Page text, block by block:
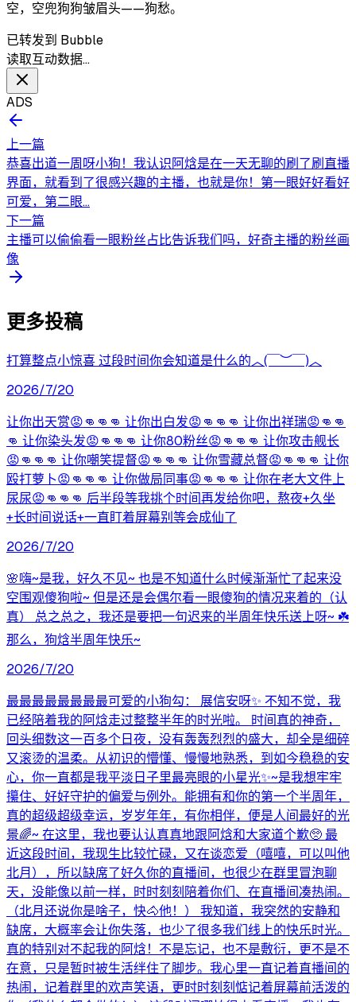
空，空兜狗狗皱眉头——狗愁。
已转发到 Bubble
读取互动数据…
ADS
上一篇
恭喜出道一周呀小狗！我认识阿焓是在一天无聊的刷了刷直播
界面，就看到了很感兴趣的主播，也就是你！第一眼好好看好
可爱，第二眼...
下一篇
主播可以偷偷看一眼粉丝占比告诉我们吗，好奇主播的粉丝画
像
更多投稿
打算整点小惊喜 过段时间你会知道是什么的︿(￣︶￣)︿
2026/7/20
让你出天赏😡👊👊👊 让你出白发😡👊👊👊 让你出祥瑞😡👊👊
👊 让你染头发😡👊👊👊 让你80粉丝😡👊👊👊 让你攻击舰长
😡👊👊👊 让你嘲笑提督😡👊👊👊 让你雪藏总督😡👊👊👊 让你
殴打萝卜😡👊👊👊 让你做局同事😡👊👊👊 让你在老大文件上
尿尿😡👊👊👊 后半段等我挑个时间再发给你吧，熬夜+久坐
+长时间说话+一直盯着屏幕别等会成仙了
2026/7/20
🌸嗨~是我，好久不见~ 也是不知道什么时候渐渐忙了起来没
空围观傻狗啦~ 但是还是会偶尔看一眼傻狗的情况来着的（认
真） 总之总之，我还是要把一句迟来的半周年快乐送上呀~ ☘️
那么，狗焓半周年快乐~
2026/7/20
最最最最最最最最可爱的小狗勾： 展信安呀✨ 不知不觉，我
已经陪着我的阿焓走过整整半年的时光啦。 时间真的神奇，
回头细数这一百多个日夜，没有轰轰烈烈的盛大，却全是细碎
又滚烫的温柔。从初识的懵懂、慢慢地熟悉，到如今稳稳的安
心，你一直都是我平淡日子里最亮眼的小星光✨~是我想牢牢
攥住、好好守护的偏爱与例外。能拥有和你的第一个半周年，
真的超级超级幸运，岁岁年年，有你相伴，便是人间最好的光
景🌈~ 在这里，我也要认认真真地跟阿焓和大家道个歉🥺 最
近这段时间，我现生比较忙碌，又在谈恋爱（嘻嘻，可以叫他
北月），所以缺席了好久你的直播间，也很少在群里冒泡聊
天，没能像以前一样，时时刻刻陪着你们、在直播间凑热闹。
（北月还说你是啥子，快🐴他！） 我知道，我突然的安静和
缺席，大概率会让你失落，也少了很多我们线上的快乐时光。
真的特别对不起我的阿焓！不是忘记，也不是敷衍，更不是不
在意，只是暂时被生活绊住了脚步。我心里一直记着直播间的
热闹，记着群里的欢声笑语，更时时刻刻惦记着屏幕前活泼的